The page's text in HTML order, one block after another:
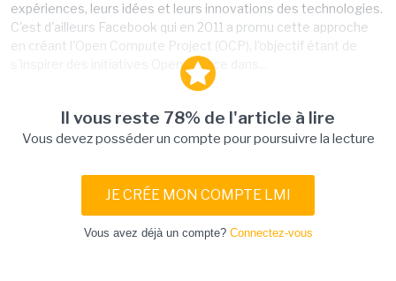
expériences, leurs idées et leurs innovations des technologies.
C'est d'ailleurs Facebook qui en 2011 a promu cette approche
en créant l'Open Compute Project (OCP), l'objectif étant de
s'inspirer des initiatives Open Source dans...
Il vous reste 78% de l'article à lire
Vous devez posséder un compte pour poursuivre la lecture
JE CRÉE MON COMPTE LMI
Vous avez déjà un compte? Connectez-vous